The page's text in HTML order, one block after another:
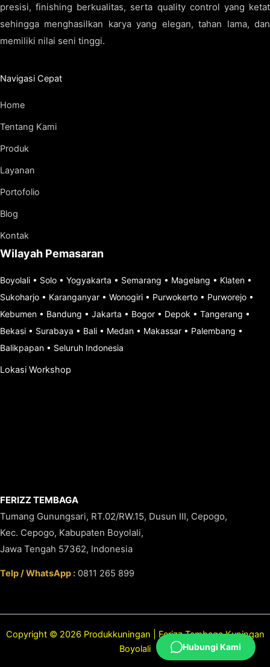
presisi, finishing berkualitas, serta quality control yang ketat
sehingga menghasilkan karya yang elegan, tahan lama, dan
memiliki nilai seni tinggi.
Navigasi Cepat
Home
Tentang Kami
Produk
Layanan
Portofolio
Blog
Kontak
Wilayah Pemasaran
Boyolali • Solo • Yogyakarta • Semarang • Magelang • Klaten •
Sukoharjo • Karanganyar • Wonogiri • Purwokerto • Purworejo •
Kebumen • Bandung • Jakarta • Bogor • Depok • Tangerang •
Bekasi • Surabaya • Bali • Medan • Makassar • Palembang •
Balikpapan • Seluruh Indonesia
Lokasi Workshop
FERIZZ TEMBAGA
Tumang Gunungsari, RT.02/RW.15, Dusun III, Cepogo,
Kec. Cepogo, Kabupaten Boyolali,
Jawa Tengah 57362, Indonesia
Telp / WhatsApp : 0811 265 899
Copyright © 2026 Produkkuningan | Ferizz Tembaga Kuningan
Boyolali
Hubungi Kami